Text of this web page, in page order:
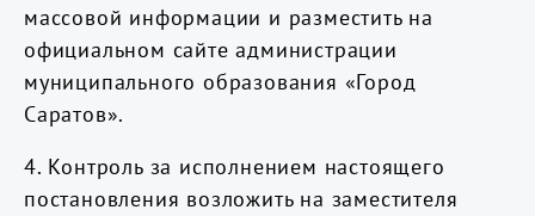
массовой информации и разместить на
официальном сайте администрации
муниципального образования «Город
Саратов».
4. Контроль за исполнением настоящего
постановления возложить на заместителя